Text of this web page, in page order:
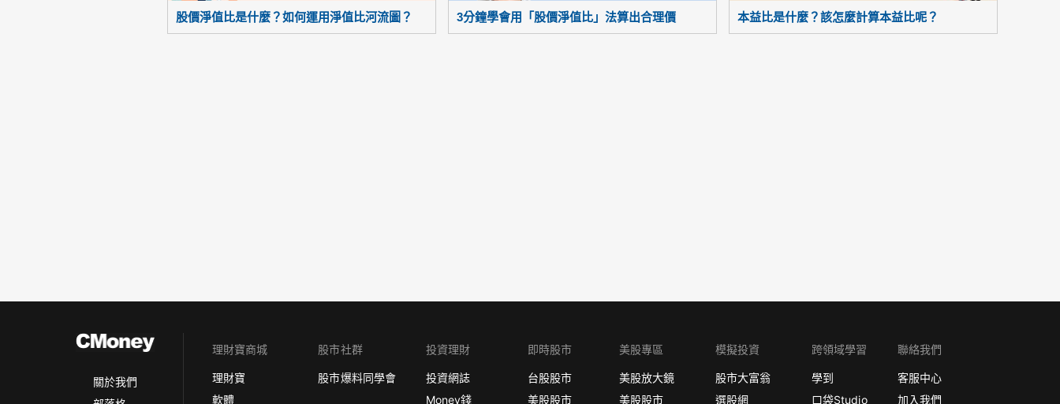
股價淨值比是什麼？如何運用淨值比河流圖？ 3分鐘學會用「股價淨值比」法算出合理價 本益比是什麼？該怎麼計算本益比呢？
關於我們
理財寶商城
理財寶
軟體
股市社群
股市爆料同學會
投資理財
投資網誌
Money錢
即時股市
台股股市
美股股市
美股專區
美股放大鏡
美股股市
模擬投資
股市大富翁
選股網
跨領域學習
學到
口袋Studio
聯絡我們
客服中心
加入我們